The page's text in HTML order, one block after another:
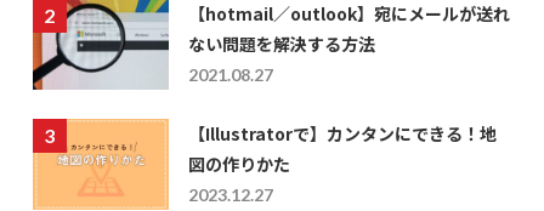
【hotmail／outlook】宛にメールが送れ
ない問題を解決する方法
2021.08.27
【Illustratorで】カンタンにできる！地
図の作りかた
2023.12.27